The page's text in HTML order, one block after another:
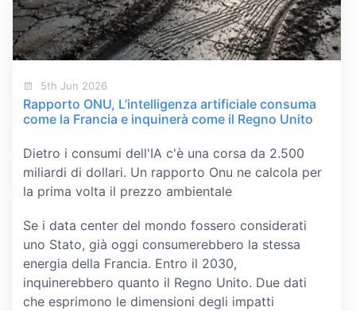
5th Jun 2026
Rapporto ONU, L’intelligenza artificiale consuma
come la Francia e inquinerà come il Regno Unito
Dietro i consumi dell'IA c'è una corsa da 2.500
miliardi di dollari. Un rapporto Onu ne calcola per
la prima volta il prezzo ambientale
Se i data center del mondo fossero considerati
uno Stato, già oggi consumerebbero la stessa
energia della Francia. Entro il 2030,
inquinerebbero quanto il Regno Unito. Due dati
che esprimono le dimensioni degli impatti